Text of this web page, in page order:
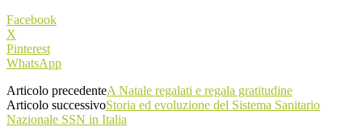
Facebook
X
Pinterest
WhatsApp
Articolo precedenteA Natale regalati e regala gratitudine
Articolo successivoStoria ed evoluzione del Sistema Sanitario
Nazionale SSN in Italia